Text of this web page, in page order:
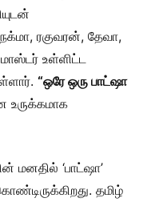
ரகுவரன், தேவா,
மாஸ்டர் உள்ளிட்ட
“ஒரே ஒரு பாட்ஷா
உருக்கமாக
மனதில் ‘பாட்ஷா’
தமிழ்